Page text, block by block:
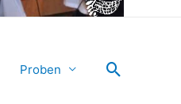
Proben Suchen